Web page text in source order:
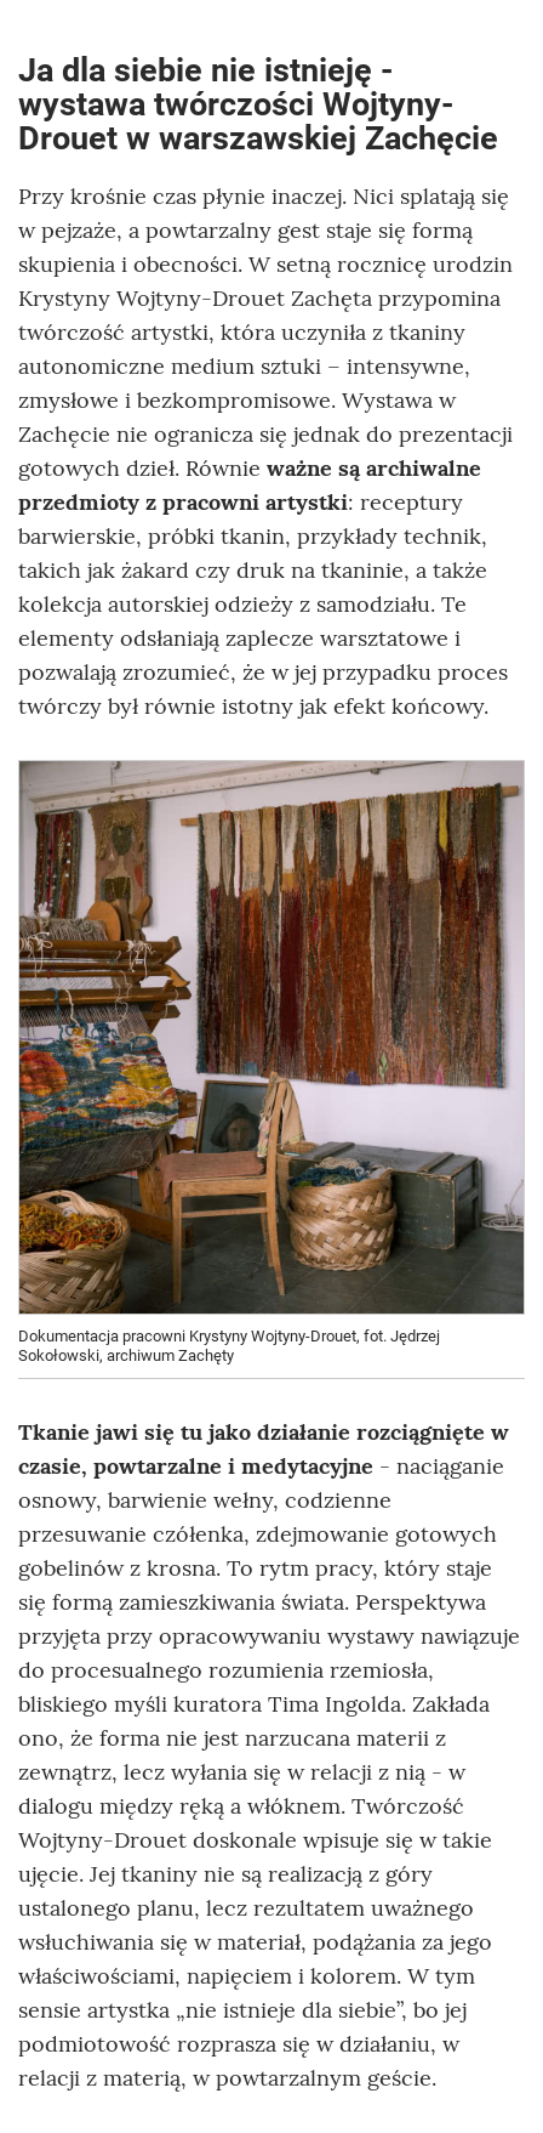
Ja dla siebie nie istnieję -
wystawa twórczości Wojtyny-
Drouet w warszawskiej Zachęcie
Przy krośnie czas płynie inaczej. Nici splatają się
w pejzaże, a powtarzalny gest staje się formą
skupienia i obecności. W setną rocznicę urodzin
Krystyny Wojtyny-Drouet Zachęta przypomina
twórczość artystki, która uczyniła z tkaniny
autonomiczne medium sztuki – intensywne,
zmysłowe i bezkompromisowe. Wystawa w
Zachęcie nie ogranicza się jednak do prezentacji
gotowych dzieł. Równie ważne są archiwalne
przedmioty z pracowni artystki: receptury
barwierskie, próbki tkanin, przykłady technik,
takich jak żakard czy druk na tkaninie, a także
kolekcja autorskiej odzieży z samodziału. Te
elementy odsłaniają zaplecze warsztatowe i
pozwalają zrozumieć, że w jej przypadku proces
twórczy był równie istotny jak efekt końcowy.
Dokumentacja pracowni Krystyny Wojtyny-Drouet, fot. Jędrzej
Sokołowski, archiwum Zachęty
Tkanie jawi się tu jako działanie rozciągnięte w
czasie, powtarzalne i medytacyjne - naciąganie
osnowy, barwienie wełny, codzienne
przesuwanie czółenka, zdejmowanie gotowych
gobelinów z krosna. To rytm pracy, który staje
się formą zamieszkiwania świata. Perspektywa
przyjęta przy opracowywaniu wystawy nawiązuje
do procesualnego rozumienia rzemiosła,
bliskiego myśli kuratora Tima Ingolda. Zakłada
ono, że forma nie jest narzucana materii z
zewnątrz, lecz wyłania się w relacji z nią - w
dialogu między ręką a włóknem. Twórczość
Wojtyny-Drouet doskonale wpisuje się w takie
ujęcie. Jej tkaniny nie są realizacją z góry
ustalonego planu, lecz rezultatem uważnego
wsłuchiwania się w materiał, podążania za jego
właściwościami, napięciem i kolorem. W tym
sensie artystka „nie istnieje dla siebie”, bo jej
podmiotowość rozprasza się w działaniu, w
relacji z materią, w powtarzalnym geście.